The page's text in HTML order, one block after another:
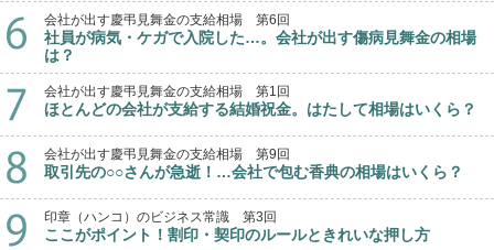
会社が出す慶弔見舞金の支給相場 第6回
社員が病気・ケガで入院した…。会社が出す傷病見舞金の相場
は？
会社が出す慶弔見舞金の支給相場 第1回
ほとんどの会社が支給する結婚祝金。はたして相場はいくら？
会社が出す慶弔見舞金の支給相場 第9回
取引先の○○さんが急逝！…会社で包む香典の相場はいくら？
印章（ハンコ）のビジネス常識 第3回
ここがポイント！割印・契印のルールときれいな押し方